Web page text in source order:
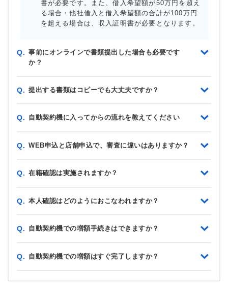
書が必要です。また、借入希望額が50万円を超え
る場合・他社借入と借入希望額の合計が100万円
を超える場合は、収入証明書が必要となります。
Q. 事前にオンラインで書類提出した場合も必要です
か？
Q. 提出する書類はコピーでも大丈夫ですか？
Q. 自動契約機に入ってからの流れを教えてください
Q. WEB申込と店舗申込で、審査に違いはありますか？
Q. 在籍確認は実施されますか？
Q. 本人確認はどのようにおこなわれますか？
Q. 自動契約機での増額手続きはできますか？
Q. 自動契約機での増額はすぐ完了しますか？